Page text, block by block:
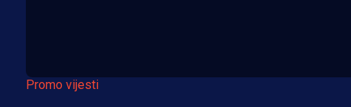
Promo vijesti